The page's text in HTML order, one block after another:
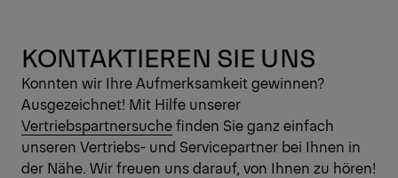
KONTAKTIEREN SIE UNS
Konnten wir Ihre Aufmerksamkeit gewinnen?
Ausgezeichnet! Mit Hilfe unserer
Vertriebspartnersuchefinden Sie ganz einfach
unseren Vertriebs- und Servicepartner bei Ihnen in
der Nähe. Wir freuen uns darauf, von Ihnen zu hören!